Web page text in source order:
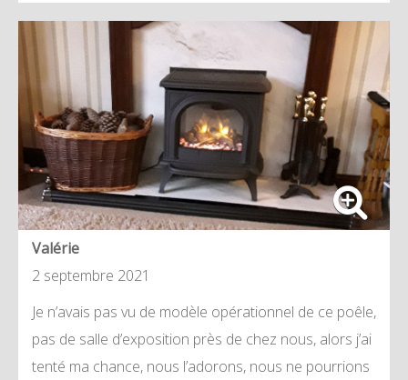
Valérie
2 septembre 2021
Je n’avais pas vu de modèle opérationnel de ce poêle,
pas de salle d’exposition près de chez nous, alors j’ai
tenté ma chance, nous l’adorons, nous ne pourrions